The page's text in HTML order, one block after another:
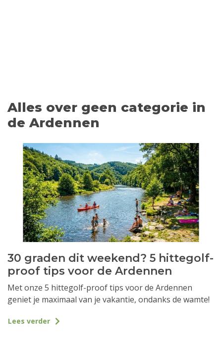
Alles over geen categorie in
de Ardennen
30 graden dit weekend? 5 hittegolf-
proof tips voor de Ardennen
Met onze 5 hittegolf-proof tips voor de Ardennen
geniet je maximaal van je vakantie, ondanks de wamte!
Lees verder